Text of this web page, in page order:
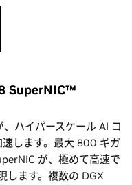
SuperNIC™
ハイパースケール AI コ
します。最大 800 ギガ
が、極めて高速で
します。複数の DGX